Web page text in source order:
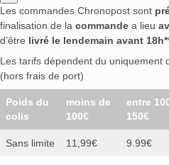
Les commandes Chronopost sont
finalisation de la commande a lieu
d’être livré le lendemain avant
Les tarifs dépendent du uniquement
(hors frais de port)
Poids du
colis
moins de
100€
entre
150€
Sans limite 11,99€ 9.99€